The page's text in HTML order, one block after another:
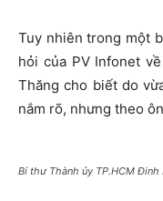
Tuy nhiên trong một
hỏi của PV Infonet
Thăng cho biết do
nắm rõ, nhưng theo
Bí thư Thành ủy TP.HCM Đinh